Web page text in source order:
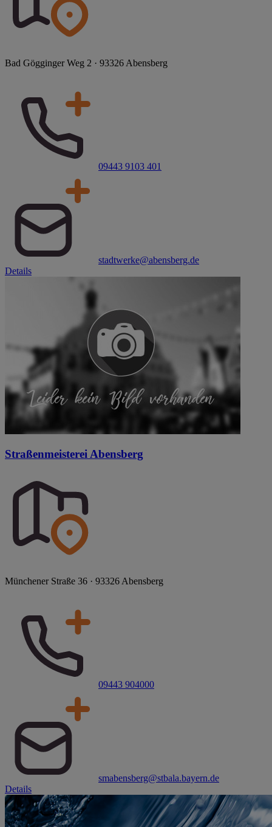
Bad Gögginger Weg 2 · 93326 Abensberg
09443 9103 401
stadtwerke@abensberg.de
Details
Straßenmeisterei Abensberg
Münchener Straße 36 · 93326 Abensberg
09443 904000
smabensberg@stbala.bayern.de
Details